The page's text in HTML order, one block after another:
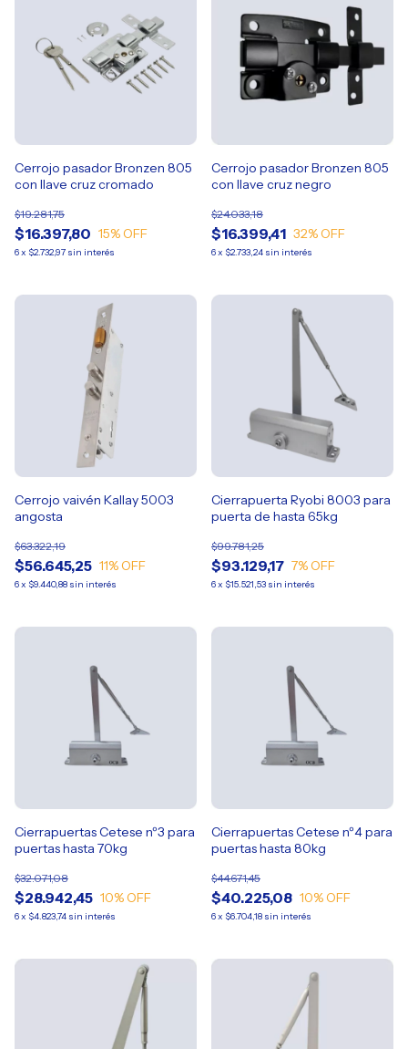
Cerrojo pasador Bronzen 805
con llave cruz cromado
$16.397,80
$19.281,75
15% OFF
6x $2.732,97 sin interés
Cerrojo pasador Bronzen 805
con llave cruz negro
$16.399,41
$24.033,18
32% OFF
6x $2.733,24 sin interés
Cerrojo vaivén Kallay 5003
angosta
$56.645,25
$63.322,19
11% OFF
6x $9.440,88 sin interés
Cierrapuerta Ryobi 8003 para
puerta de hasta 65kg
$93.129,17
$99.781,25
7% OFF
6x $15.521,53 sin interés
Cierrapuertas Cetese nº3 para
puertas hasta 70kg
$28.942,45
$32.071,08
10% OFF
6x $4.823,74 sin interés
Cierrapuertas Cetese nº4 para
puertas hasta 80kg
$40.225,08
$44.671,45
10% OFF
6x $6.704,18 sin interés